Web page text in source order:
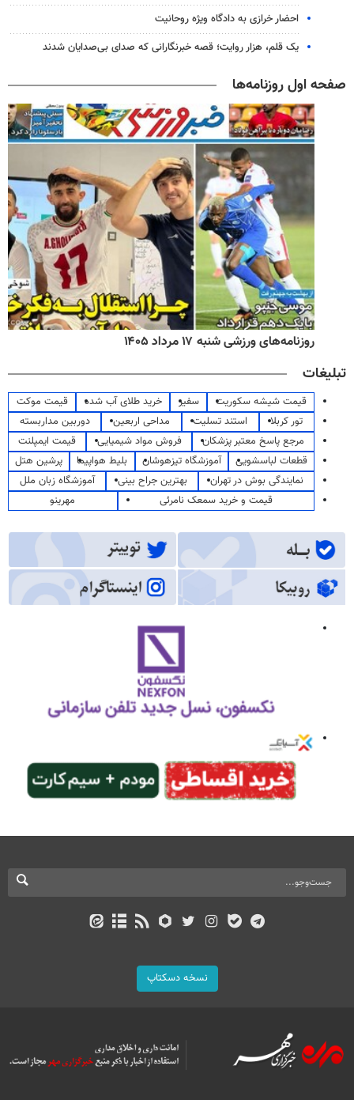
احضار خرازی به دادگاه ویژه روحانیت
یک قلم، هزار روایت؛ قصه خبرنگارانی که صدای بی‌صدایان شدند
صفحه اول روزنامه‌ها
روزنامه‌های ورزشی شنبه ۱۷ مرداد ۱۴۰۵
تبلیغات
قیمت شیشه سکوریت سفیر خرید طلای آب شده
قیمت موکت
تور کربلا
استند تسلیت مداحی اربعین
دوربین مداربسته
مرجع پاسخ معتبر پزشکان
فروش مواد شیمیایی
قیمت ایمپلنت
قطعات لباسشویی
آموزشگاه تیزهوشان بلیط هواپیما
پرشین هتل
نمایندگی بوش در تهران
بهترین جراح بینی
آموزشگاه زبان ملل
قیمت و خرید سمعک نامرئی
مهرینو
نسخه دسکتاپ